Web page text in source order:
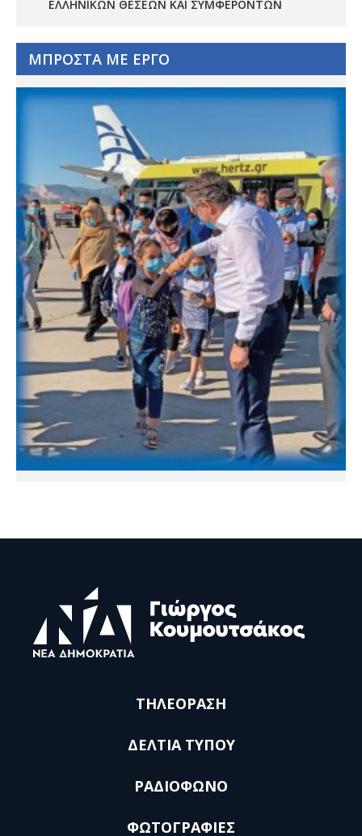
ΕΛΛΗΝΙΚΏΝ ΘΈΣΕΩΝ ΚΑΙ ΣΥΜΦΕΡΌΝΤΩΝ
ΜΠΡΟΣΤΑ ΜΕ ΕΡΓΟ
ΤΗΛΕΟΡΑΣΗ
ΔΕΛΤΙΑ ΤΥΠΟΥ
ΡΑΔΙΟΦΩΝΟ
ΦΩΤΟΓΡΑΦΙΕΣ